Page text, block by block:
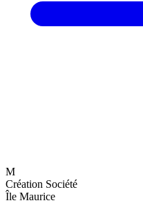
M
Création Société
Île Maurice